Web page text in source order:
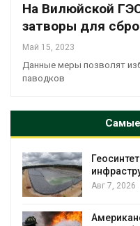
На Вилюйской
затворы для
Май 15, 2023
Данные меры позволят
паводков
полигоне: как меняется
обращения с отходами
предупредили о